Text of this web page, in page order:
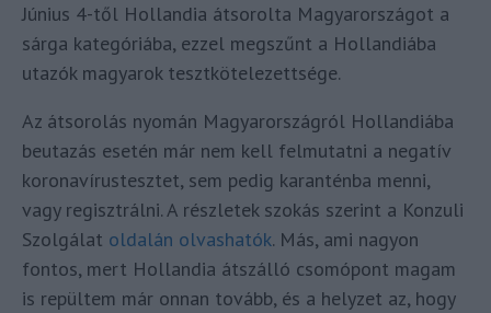
Június 4-től Hollandia átsorolta Magyarországot a
sárga kategóriába, ezzel megszűnt a Hollandiába
utazók magyarok tesztkötelezettsége.
Az átsorolás nyomán Magyarországról Hollandiába
beutazás esetén már nem kell felmutatni a negatív
koronavírustesztet, sem pedig karanténba menni,
vagy regisztrálni. A részletek szokás szerint a Konzuli
Szolgálat oldalán olvashatók. Más, ami nagyon
fontos, mert Hollandia átszálló csomópont magam
is repültem már onnan tovább, és a helyzet az, hogy